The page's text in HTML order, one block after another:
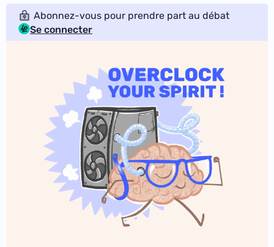
Abonnez-vous pour prendre part au débat
Se connecter